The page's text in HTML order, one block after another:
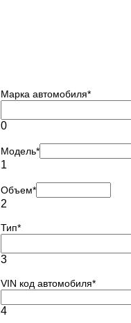
Марка автомобиля*
0
Модель*
1
Объем*
2
Тип*
3
VIN код автомобиля*
4